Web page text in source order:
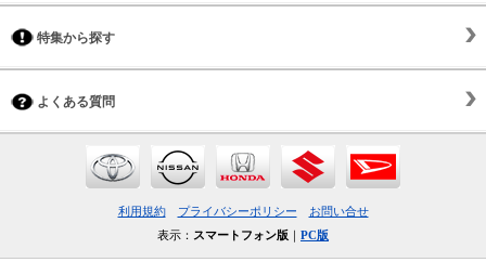
特集から探す
よくある質問
利用規約 プライバシーポリシー
お問い合せ
表示： スマートフォン版 ｜ PC版